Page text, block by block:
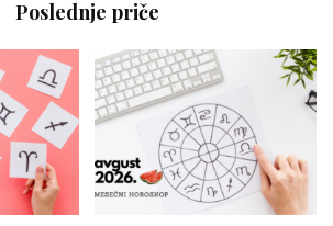
Poslednje priče